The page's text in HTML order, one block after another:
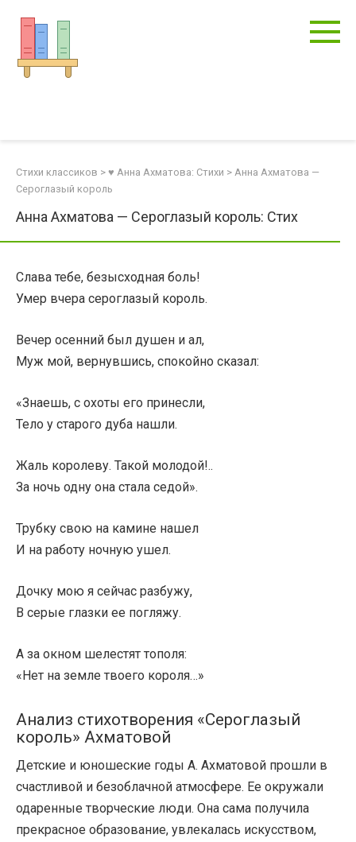
контенту
Стихи классиков > ♥ Анна Ахматова: Стихи > Анна Ахматова —
Сероглазый король
Анна Ахматова — Сероглазый король: Стих
Слава тебе, безысходная боль!
Умер вчера сероглазый король.
Вечер осенний был душен и ал,
Муж мой, вернувшись, спокойно сказал:
«Знаешь, с охоты его принесли,
Тело у старого дуба нашли.
Жаль королеву. Такой молодой!..
За ночь одну она стала седой».
Трубку свою на камине нашел
И на работу ночную ушел.
Дочку мою я сейчас разбужу,
В серые глазки ее погляжу.
А за окном шелестят тополя:
«Нет на земле твоего короля…»
Анализ стихотворения «Сероглазый
король» Ахматовой
Детские и юношеские годы А. Ахматовой прошли в
счастливой и безоблачной атмосфере. Ее окружали
одаренные творческие люди. Она сама получила
прекрасное образование, увлекалась искусством,